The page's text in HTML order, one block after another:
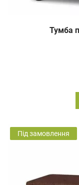
Тумба
Під замовлення